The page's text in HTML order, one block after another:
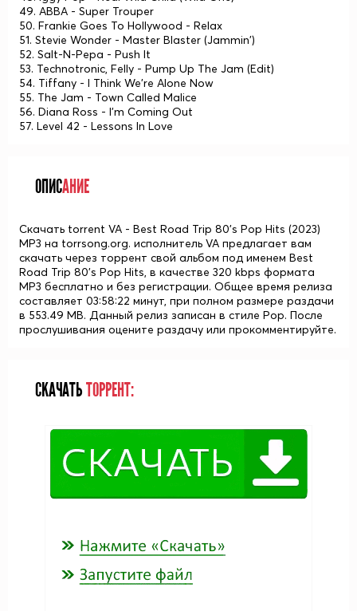
49. ABBA - Super Trouper
50. Frankie Goes To Hollywood - Relax
51. Stevie Wonder - Master Blaster (Jammin')
52. Salt-N-Pepa - Push It
53. Technotronic, Felly - Pump Up The Jam (Edit)
54. Tiffany - I Think We're Alone Now
55. The Jam - Town Called Malice
56. Diana Ross - I'm Coming Out
57. Level 42 - Lessons In Love
ОПИСАНИЕ
Скачать torrent VA - Best Road Trip 80's Pop Hits (2023)
MP3 на torrsong.org. исполнитель VA предлагает вам
скачать через торрент свой альбом под именем Best
Road Trip 80's Pop Hits, в качестве 320 kbps формата
MP3 бесплатно и без регистрации. Общее время релиза
составляет 03:58:22 минут, при полном размере раздачи
в 553.49 MB. Данный релиз записан в стиле Pop. После
прослушивания оцените раздачу или прокомментируйте.
СКАЧАТЬТОРРЕНТ: